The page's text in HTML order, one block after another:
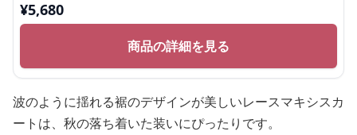
¥5,680
商品の詳細を見る
波のように揺れる裾のデザインが美しいレースマキシスカ
ートは、秋の落ち着いた装いにぴったりです。